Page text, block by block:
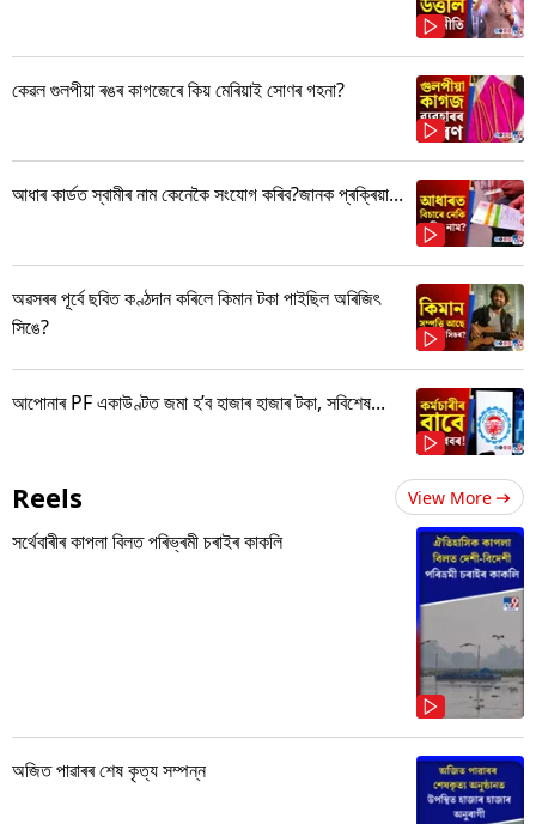
কেৱল গুলপীয়া ৰঙৰ কাগজেৰে কিয় মেৰিয়াই সোণৰ গহনা?
আধাৰ কাৰ্ডত স্বামীৰ নাম কেনেকৈ সংযোগ কৰিব?জানক প্ৰক্ৰিয়া...
অৱসৰৰ পূৰ্বে ছবিত কণ্ঠদান কৰিলে কিমান টকা পাইছিল অৰিজিৎ
সিঙে?
আপোনাৰ PF একাউণ্টত জমা হ’ব হাজাৰ হাজাৰ টকা, সবিশেষ...
Reels View More
সৰ্থেবাৰীৰ কাপলা বিলত পৰিভ্ৰমী চৰাইৰ কাকলি
অজিত পাৱাৰৰ শেষ কৃত্য সম্পন্ন